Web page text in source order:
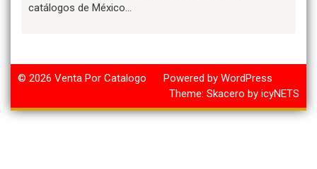
catálogos de México…
© 2026 Venta Por Catalogo
Powered by WordPress
Theme: Skacero by icyNETS